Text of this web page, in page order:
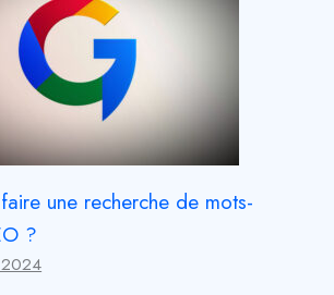
une recherche de mots-
?